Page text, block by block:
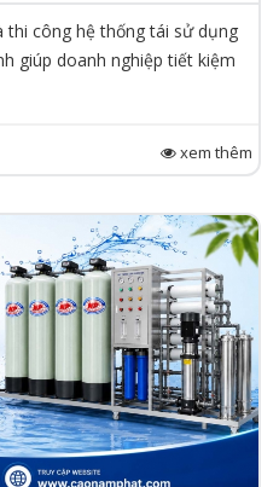
thi công hệ thống tái sử dụng
giúp doanh nghiệp tiết kiệm
xem thêm